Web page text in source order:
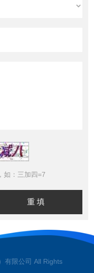
如：三加四=7
有限公司 All Rights